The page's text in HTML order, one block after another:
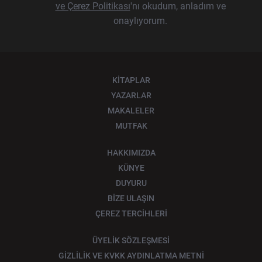
ve Çerez Politikası'nı okudum, anladım ve
onaylıyorum.
KİTAPLAR
YAZARLAR
MAKALELER
MUTFAK
HAKKIMIZDA
KÜNYE
DUYURU
BİZE ULAŞIN
ÇEREZ TERCİHLERİ
ÜYELİK SÖZLEŞMESİ
GİZLİLİK VE KVKK AYDINLATMA METNİ